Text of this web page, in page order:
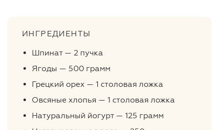
ИНГРЕДИЕНТЫ
Шпинат — 2 пучка
Ягоды — 500 грамм
Грецкий орех — 1 столовая ложка
Овсяные хлопья — 1 столовая ложка
Натуральный йогурт — 125 грамм